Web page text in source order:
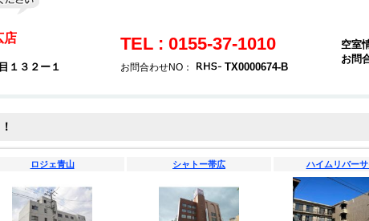
店
１３２ー１
TEL : 0155-37-1010
お問合わせNO： TX0000674-B
空室
お問
ロジェ青山 シャトー帯広 ハイムリバー